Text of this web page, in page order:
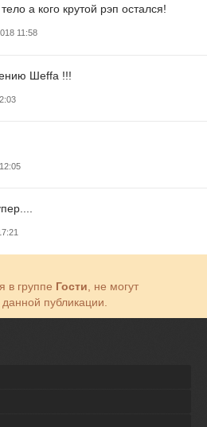
а кого крутой рэп остался!
11:58
Шеffa !!!
в группе Гости , не могут
публикации.